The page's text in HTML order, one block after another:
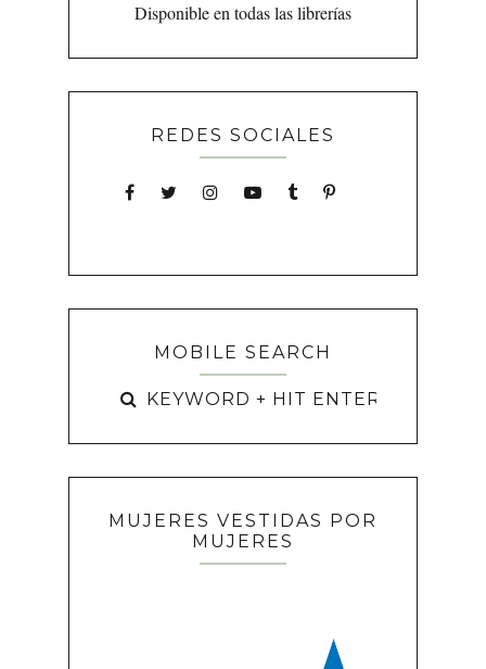
Disponible en todas las librerías
REDES SOCIALES
MOBILE SEARCH
MUJERES VESTIDAS POR
MUJERES